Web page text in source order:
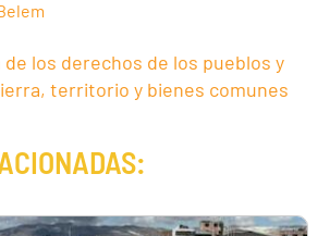
de los derechos de los pueblos y
territorio y bienes comunes